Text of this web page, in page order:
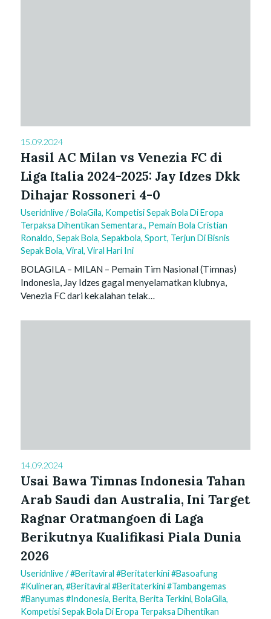
15.09.2024
Hasil AC Milan vs Venezia FC di
Liga Italia 2024-2025: Jay Idzes Dkk
Dihajar Rossoneri 4-0
Useridnlive/BolaGila, Kompetisi Sepak Bola Di Eropa
Terpaksa Dihentikan Sementara., Pemain Bola Cristian
Ronaldo, Sepak Bola, Sepakbola, Sport, Terjun Di Bisnis
Sepak Bola, Viral, Viral Hari Ini
BOLAGILA – MILAN – Pemain Tim Nasional (Timnas)
Indonesia, Jay Idzes gagal menyelamatkan klubnya,
Venezia FC dari kekalahan telak…
14.09.2024
Usai Bawa Timnas Indonesia Tahan
Arab Saudi dan Australia, Ini Target
Ragnar Oratmangoen di Laga
Berikutnya Kualifikasi Piala Dunia
2026
Useridnlive/#beritaviral #beritaterkini #basoafung
#kulineran, #beritaviral #beritaterkini #tambangemas
#banyumas #indonesia, Berita, Berita Terkini, BolaGila,
Kompetisi Sepak Bola Di Eropa Terpaksa Dihentikan